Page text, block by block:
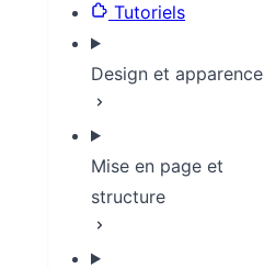
Tutoriels
Design et apparence
Mise en page et
structure